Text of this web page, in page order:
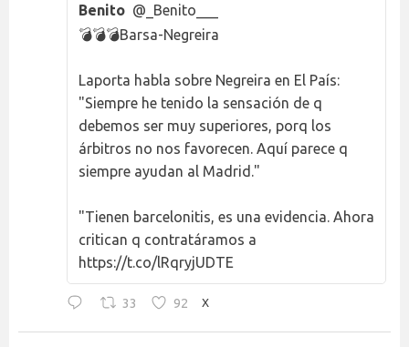
Benito @_Benito___
💣💣💣Barsa-Negreira
Laporta habla sobre Negreira en El País:
"Siempre he tenido la sensación de q
debemos ser muy superiores, porq los
árbitros no nos favorecen. Aquí parece q
siempre ayudan al Madrid."
"Tienen barcelonitis, es una evidencia. Ahora
critican q contratáramos a
https://t.co/lRqryjUDTE
33 92 X